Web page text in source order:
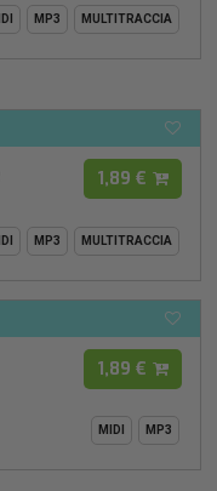
MP3 MULTITRACCIA
1,89 €
MP3 MULTITRACCIA
1,89 €
MIDI MP3